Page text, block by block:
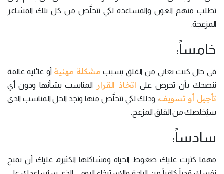
تطلب منهم العون والمساعدة لكي تتخلَّص من كل تلك المشاعر
المزعجة.
خامساً:
في حال كنت تعاني من القلق بسبب مشكلة مهنية أو عائلية عالقة
ننصحك بأن تحرص على اتخاذ القرار المناسب بشأنها ودون أي
تأجيل أو تسويف، وذلك لكي تتخلَّص منها وتجد الحل المناسب الذي
سيُخلصك من القلق المزعج.
سادساً:
مهما كثرت عليك ضغوط الحياة ومشاكلها الكثيرة، عليك أن تمنح